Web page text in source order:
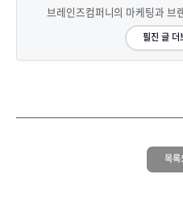
브레인즈컴퍼니의 마케팅과 브
필진 글 더
목록